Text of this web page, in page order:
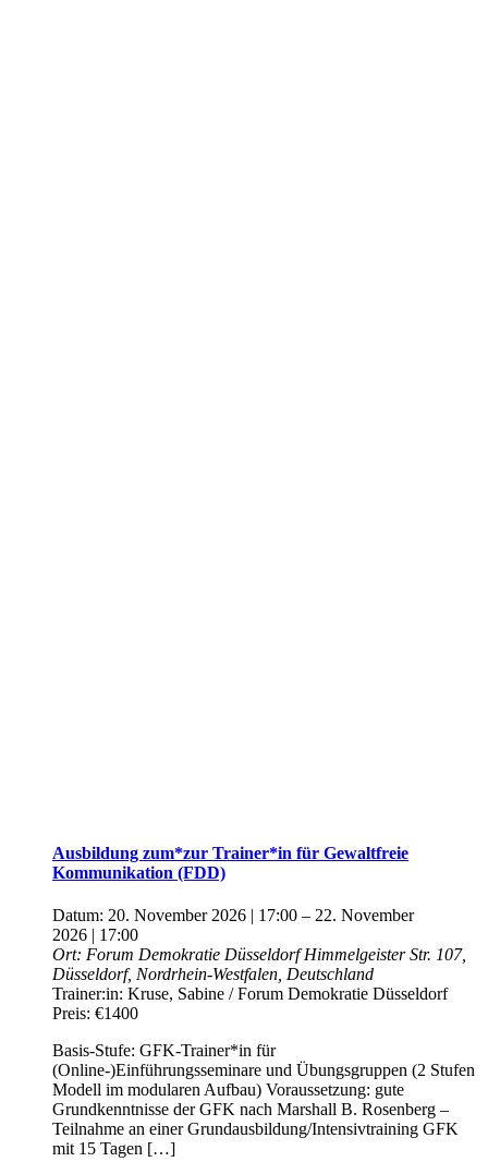
Ausbildung zum*zur Trainer*in für Gewaltfreie
Kommunikation (FDD)
Datum: 20. November 2026 | 17:00 – 22. November
2026 | 17:00
Ort: Forum Demokratie DüsseldorfHimmelgeister Str. 107,
Düsseldorf, Nordrhein-Westfalen, Deutschland
Trainer:in: Kruse, Sabine / Forum Demokratie Düsseldorf
Preis: €1400
Basis-Stufe: GFK-Trainer*in für
(Online-)Einführungsseminare und Übungsgruppen (2 Stufen
Modell im modularen Aufbau) Voraussetzung: gute
Grundkenntnisse der GFK nach Marshall B. Rosenberg –
Teilnahme an einer Grundausbildung/Intensivtraining GFK
mit 15 Tagen […]